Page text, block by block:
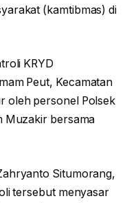
(kamtibmas) di
KRYD
Peut, Kecamatan
oleh personel Polsek
Muzakir bersama
Situmorang,
tersebut menyasar